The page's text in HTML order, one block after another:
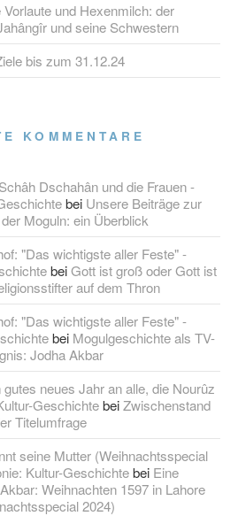
und Hexenmilch: der
und seine Schwestern
bis zum 31.12.24
KOMMENTARE
Dschahân und die Frauen -
bei Unsere Beiträge zur
Moguln: ein Überblick
"Das wichtigste aller Feste" -
beiGott ist groß oder Gott ist
auf dem Thron
"Das wichtigste aller Feste" -
bei Mogulgeschichte als TV-
Jodha Akbar
neues Jahr an alle, die Nourûz
GeschichtebeiZwischenstand
Titelumfrage
seine Mutter (Weihnachtsspecial
Kultur-Geschichtebei Eine
Weihnachten 1597 in Lahore
2024)